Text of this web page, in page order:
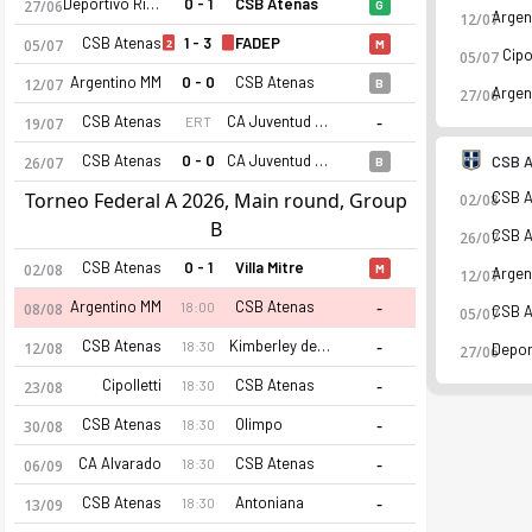
CSB Atenas 2026 sezonu | Torneo Federal A Grup 3'de 3.
27/06 G
05/07 CSB Atenas 2 1 - 3 FADEP M
12/07 Argentino MM 0 - 0 CSB Atenas B
19/07 CSB Atenas ERT CA Juventud Unida Universitario San Luis -
26/07 CSB Atenas 0 - 0 CA Juventud Unida Universitario San Luis B
Torneo Federal A 2026, Main round, Group
B
02/08 CSB Atenas 0 - 1 Villa Mitre M
08/08 Argentino MM 18:00 CSB Atenas -
12/08 CSB Atenas 18:30 Kimberley de Mar Del Plata -
23/08 Cipolletti 18:30 CSB Atenas -
30/08 CSB Atenas 18:30 Olimpo -
06/09 CA Alvarado 18:30 CSB Atenas -
13/09 CSB Atenas 18:30 Antoniana -
12/07
05/07
27/06
CSB
02/08
26/07
12/07
05/07
27/06